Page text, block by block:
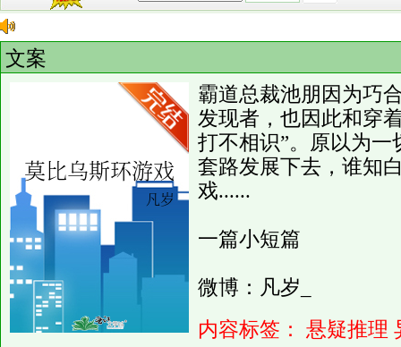
文案
霸道总裁池朋因为巧
发现者，也因此和穿
打不相识”。原以为一
套路发展下去，谁知
戏......
一篇小短篇
微博：凡岁_
内容标签：
悬疑推理